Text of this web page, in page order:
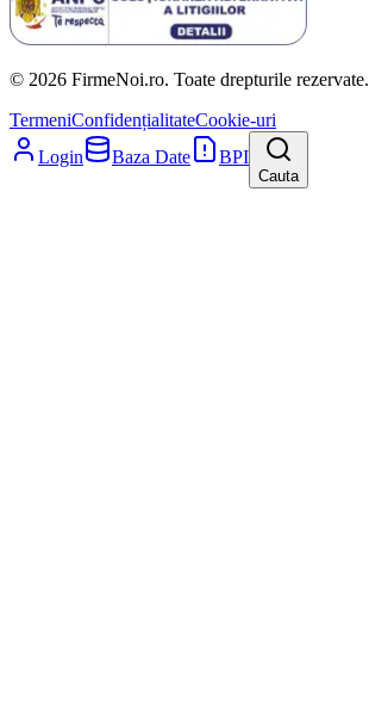
© 2026 FirmeNoi.ro. Toate drepturile rezervate.
TermeniConfidențialitateCookie-uri
Login
Baza Date BPI
Cauta